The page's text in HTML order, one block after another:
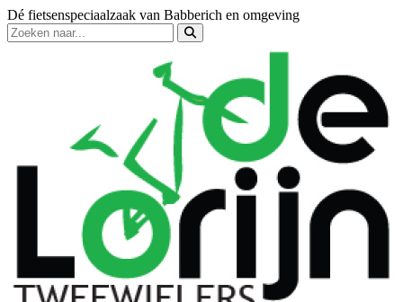
Dé fietsenspeciaalzaak van Babberich en omgeving